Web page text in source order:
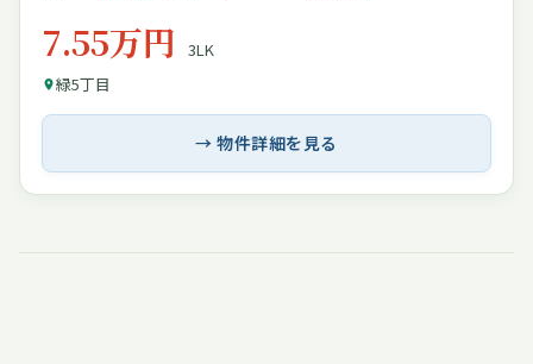
7.55万円
3LK
緑5丁目
→ 物件詳細を見る